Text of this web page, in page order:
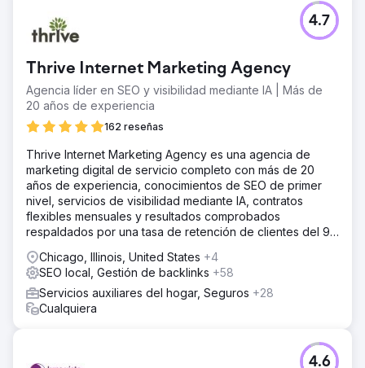
Thrive Internet Marketing Agency
Agencia líder en SEO y visibilidad mediante IA | Más de
20 años de experiencia
162 reseñas
4.7
Thrive Internet Marketing Agency es una agencia de
marketing digital de servicio completo con más de 20
años de experiencia, conocimientos de SEO de primer
nivel, servicios de visibilidad mediante IA, contratos
flexibles mensuales y resultados comprobados
respaldados por una tasa de retención de clientes del 95
Chicago, Illinois, United States +4
SEO local, Gestión de backlinks +58
Servicios auxiliares del hogar, Seguros +28
Cualquiera
4.6